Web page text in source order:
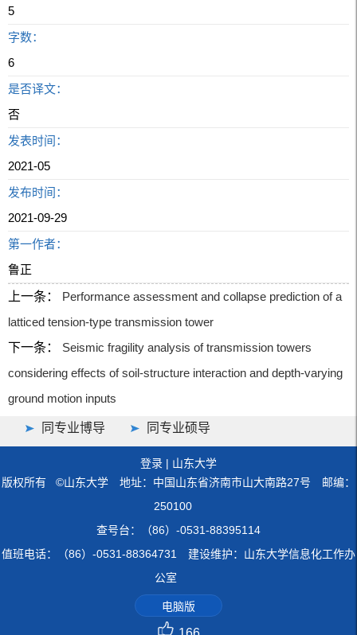
5
字数：
6
是否译文：
否
发表时间：
2021-05
发布时间：
2021-09-29
第一作者：
鲁正
上一条：
Performance assessment and collapse prediction of a
latticed tension-type transmission tower
下一条：
Seismic fragility analysis of transmission towers
considering effects of soil-structure interaction and depth-varying
ground motion inputs
同专业博导 同专业硕导
登录 | 山东大学
版权所有 ©山东大学 地址：中国山东省济南市山大南路27号 邮编：
250100
查号台：（86）-0531-88395114
值班电话：（86）-0531-88364731 建设维护：山东大学信息化工作办
公室
电脑版